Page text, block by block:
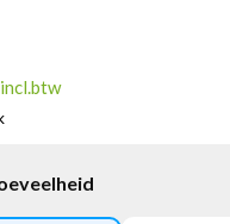
incl.btw